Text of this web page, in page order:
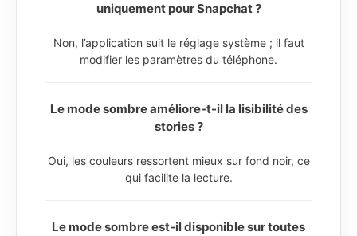
uniquement pour Snapchat ?
Non, l’application suit le réglage système ; il faut
modifier les paramètres du téléphone.
Le mode sombre améliore-t-il la lisibilité des
stories ?
Oui, les couleurs ressortent mieux sur fond noir, ce
qui facilite la lecture.
Le mode sombre est-il disponible sur toutes